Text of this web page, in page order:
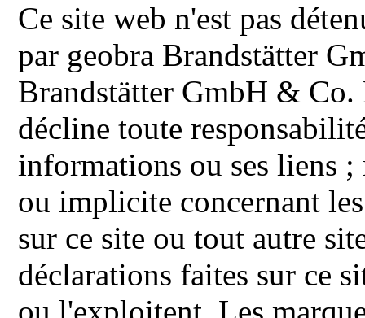
Ce site web n'est pas
par geobra Brandstätter
Brandstätter GmbH & Co.
décline toute
informations ou ses liens ;
ou implicite concernant
sur ce site ou tout autre
déclarations faites sur ce